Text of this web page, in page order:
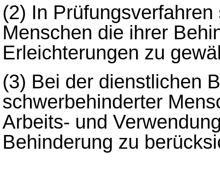
(2) In
Menschen die ihrer
Erleichterungen zu
(3) Bei der dienstlichen
schwerbehinderter
Arbeits- und
Behinderung zu